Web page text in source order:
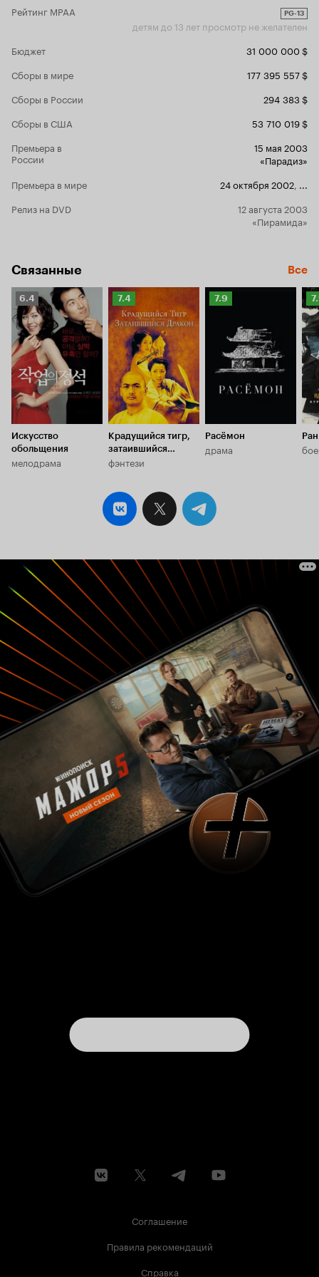
есть, это был не физический поединок, а
поединок разумов, поединок между силой
сказана в самом конце устами императора:
отсутствие меча и в руке, и в сердце. Тогда
человечеству».
Рейтинг MPAA
PG-13
детям до 13 лет просмотр не желателен
Бюджет
31 000 000 $
Сборы в мире
177 395 557 $
Сборы в России
294 383 $
Сборы в США
53 710 019 $
Премьера в
России
15 мая 2003
«Парадиз»
Премьера в мире
24 октября 2002
Релиз на DVD
12 августа 2003
«Пирамида»
Связанные Все
Рейтинг
Кинопоиска
6.4
6.4
Искусство
обольщения
мелодрама
Рейтинг
Кинопоиска
7.4
7.4
Крадущийся тигр,
затаившийся
дракон
фэнтези
Рейтинг
7.9
Расёмон
драма
Ран
Соглашение
Правила рекомендаций
Справка